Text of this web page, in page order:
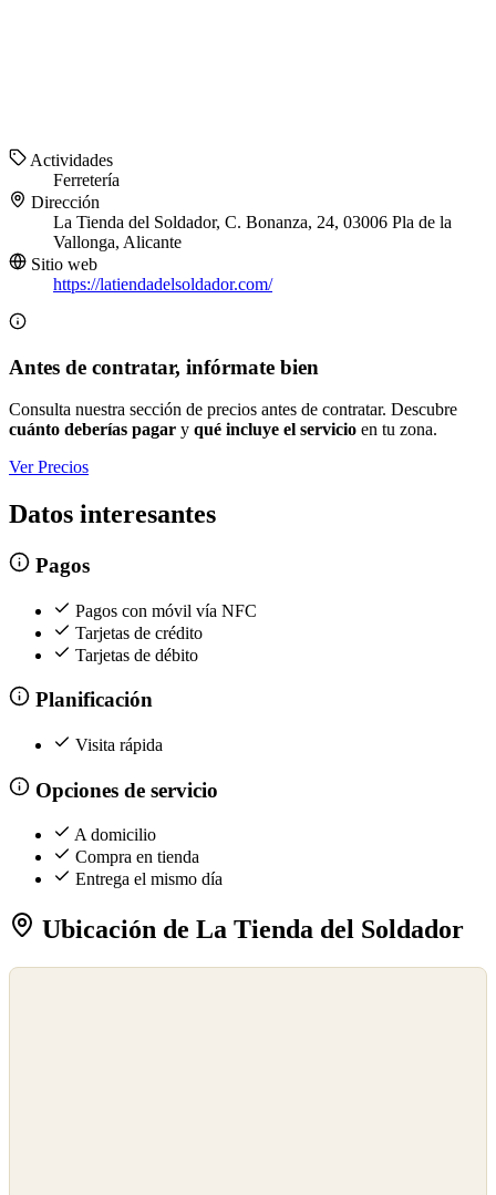
Actividades
Ferretería
Dirección
La Tienda del Soldador, C. Bonanza, 24, 03006 Pla de la
Vallonga, Alicante
Sitio web
https://latiendadelsoldador.com/
Antes de contratar, infórmate bien
Consulta nuestra sección de precios antes de contratar. Descubre
cuánto deberías pagar y qué incluye el servicio en tu zona.
Ver Precios
Datos interesantes
Pagos
Pagos con móvil vía NFC
Tarjetas de crédito
Tarjetas de débito
Planificación
Visita rápida
Opciones de servicio
A domicilio
Compra en tienda
Entrega el mismo día
Ubicación de La Tienda del Soldador